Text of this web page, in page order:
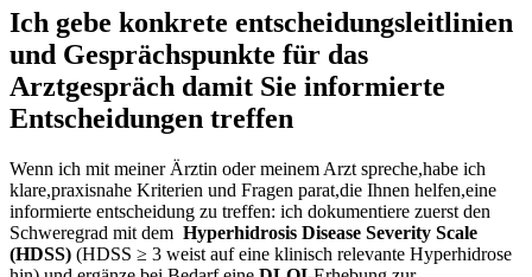
Ich gebe konkrete⁢ entscheidungsleitlinien
⁢und Gesprächspunkte​ für das
Arztgespräch damit Sie informierte
Entscheidungen treffen
Wenn⁢ ich mit meiner Ärztin oder meinem Arzt spreche,habe ich
klare,praxisnahe Kriterien⁣ und Fragen parat,die Ihnen helfen,eine
informierte entscheidung ‌zu treffen: ich dokumentiere zuerst den
⁢Schweregrad mit dem ​ Hyperhidrosis Disease ​Severity Scale
(HDSS) (HDSS ≥ 3 weist auf eine klinisch relevante Hyperhidrose